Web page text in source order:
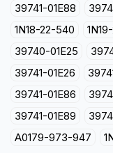
39741-01E88
1N18-22-540
39740-01E25
39741-01E26
39741-01E86
39741-01E89
A0179-973-947